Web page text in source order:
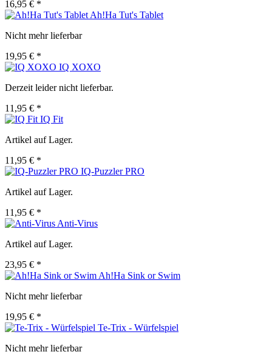
16,95 € *
Ah!Ha Tut's Tablet
Nicht mehr lieferbar
19,95 € *
IQ XOXO
Derzeit leider nicht lieferbar.
11,95 € *
IQ Fit
Artikel auf Lager.
11,95 € *
IQ-Puzzler PRO
Artikel auf Lager.
11,95 € *
Anti-Virus
Artikel auf Lager.
23,95 € *
Ah!Ha Sink or Swim
Nicht mehr lieferbar
19,95 € *
Te-Trix - Würfelspiel
Nicht mehr lieferbar